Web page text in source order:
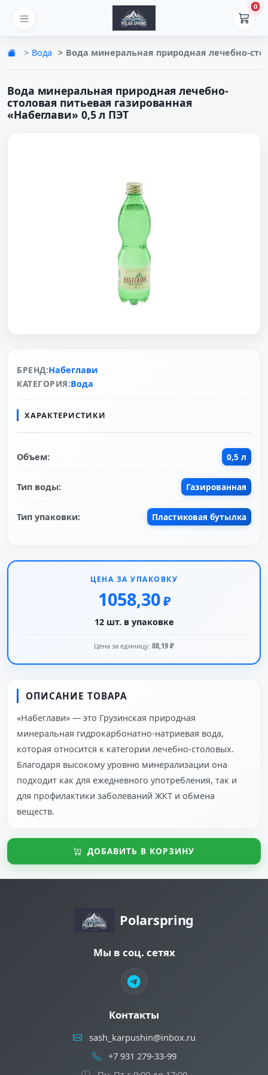
0
Вода Вода минеральная природная лечебно-
Вода минеральная природная лечебно-
столовая питьевая газированная
«Набеглави» 0,5 л ПЭТ
БРЕНД:Набеглави
КАТЕГОРИЯ:Вода
ХАРАКТЕРИСТИКИ
Объем: 0,5 л
Тип воды: Газированная
Тип упаковки: Пластиковая бутылка
ЦЕНА ЗА УПАКОВКУ
1058,30₽
12 шт. в упаковке
Цена за единицу: 88,19 ₽
ОПИСАНИЕ ТОВАРА
«Набеглави» — это Грузинская природная
минеральная гидрокарбонатно-натриевая вода,
которая относится к категории лечебно-столовых.
Благодаря высокому уровню минерализации она
подходит как для ежедневного употребления, так и
для профилактики заболеваний ЖКТ и обмена
веществ.
ДОБАВИТЬ В КОРЗИНУ
Polarspring
Мы в соц. сетях
Контакты
sash_karpushin@inbox.ru
+7 931 279-33-99